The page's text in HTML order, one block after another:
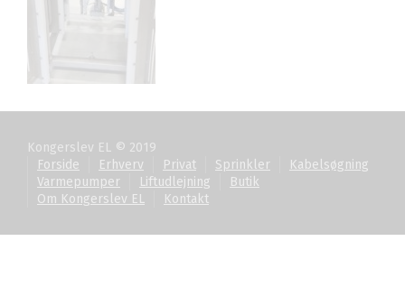
Kongerslev EL © 2019
Forside
Erhverv Privat Sprinkler
Kabelsøgning
Varmepumper
Liftudlejning
Butik
Om Kongerslev EL
Kontakt